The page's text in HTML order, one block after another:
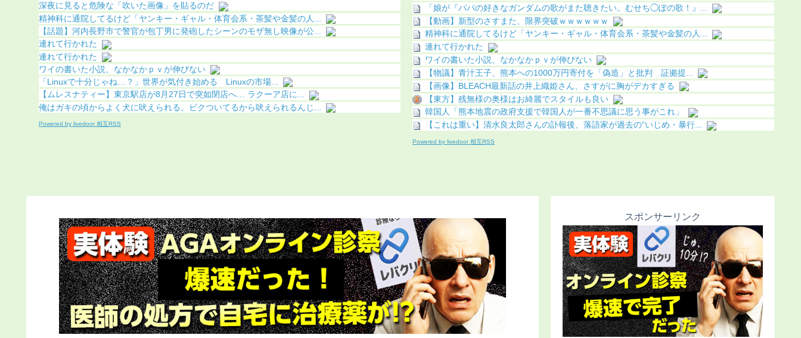
深夜に見ると危険な「吹いた画像」を貼るのだ
精神科に通院してるけど「ヤンキー・ギャル・体育会系・茶髪や金髪の人...
【話題】河内長野市で警官が包丁男に発砲したシーンのモザ無し映像が公...
連れて行かれた
連れて行かれた
ワイの書いた小説、なかなかｐｖが伸びない
「Linuxで十分じゃね…？」世界が気付き始める Linuxの市場...
【ムレスナティー】東京駅店が8月27日で突如閉店へ… ラクーア店に...
俺はガキの頃からよく犬に吠えられる。ビクついてるから吠えられるんじ...
Powered by livedoor 相互RSS
「娘が『パパの好きなガンダムの歌がまた聴きたい。むせち◯ぽの歌！』...
【動画】新型のさすまた、限界突破ｗｗｗｗｗｗ
精神科に通院してるけど「ヤンキー・ギャル・体育会系・茶髪や金髪の人...
連れて行かれた
ワイの書いた小説、なかなかｐｖが伸びない
【物議】青汁王子、熊本への1000万円寄付を「偽造」と批判 証拠提...
【画像】BLEACH最新話の井上織姫さん、さすがに胸がデカすぎる
【東方】残無様の奥様はお綺麗でスタイルも良い
韓国人「熊本地震の政府支援で韓国人が一番不思議に思う事がこれ」
【これは重い】清水良太郎さんの訃報後、落語家が過去の“いじめ・暴行...
Powered by livedoor 相互RSS
スポンサーリンク